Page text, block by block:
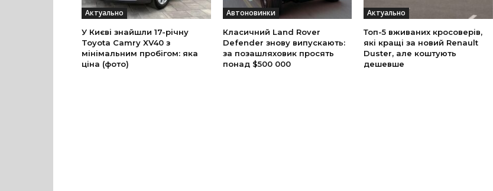
Актуально
У Києві знайшли 17-річну
Toyota Camry XV40 з
мінімальним пробігом: яка
ціна (фото)
Автоновинки
Класичний Land Rover
Defender знову випускають:
за позашляховик просять
понад $500 000
Актуально
Топ-5 вживаних кросоверів,
які кращі за новий Renault
Duster, але коштують
дешевше